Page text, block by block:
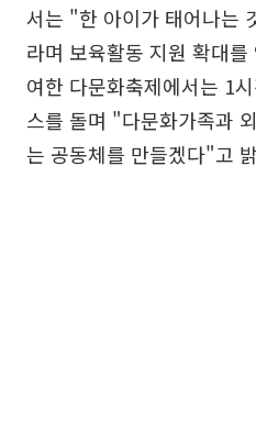
서는 "한 아이가 태어나는
라며 보육활동 지원 확대
여한 다문화축제에서는 1
스를 돌며 "다문화가족과
는 공동체를 만들겠다"고